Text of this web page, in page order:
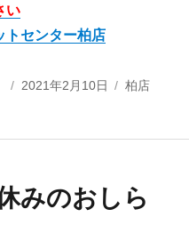
い
センター柏店
投
2021年2月10日
カ
柏店
みのおしら